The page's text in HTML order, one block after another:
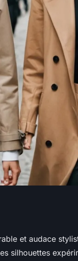
et audace
silhouettes